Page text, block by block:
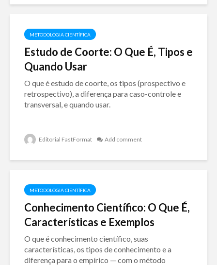
METODOLOGIA CIENTÍFICA
Estudo de Coorte: O Que É, Tipos e
Quando Usar
O que é estudo de coorte, os tipos (prospectivo e
retrospectivo), a diferença para caso-controle e
transversal, e quando usar.
Editorial FastFormat Add comment
METODOLOGIA CIENTÍFICA
Conhecimento Científico: O Que É,
Características e Exemplos
O que é conhecimento científico, suas
características, os tipos de conhecimento e a
diferença para o empírico — com o método